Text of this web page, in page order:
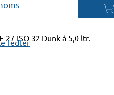
fedter
27 ISO 32 Dunk á 5,0 ltr.